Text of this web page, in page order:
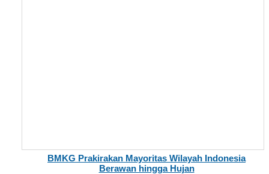
BMKG Prakirakan Mayoritas Wilayah Indonesia
Berawan hingga Hujan